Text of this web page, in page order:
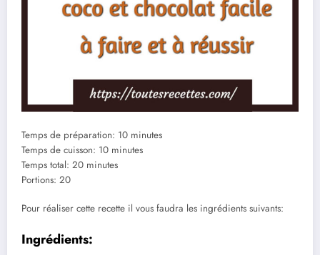
Temps de préparation: 10 minutes
Temps de cuisson: 10 minutes
Temps total: 20 minutes
Portions: 20
Pour réaliser cette recette il vous faudra les ingrédients suivants:
Ingrédients: